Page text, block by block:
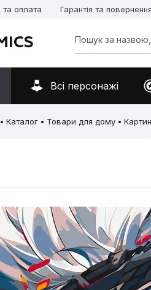
оплата Гарантія та повернення
Всі персонажі
Каталог Товари для дому